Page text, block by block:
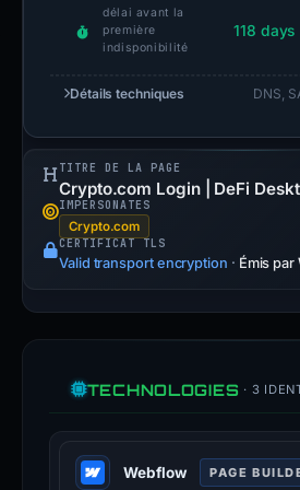
délai avant la
première
indisponibilité
118 days
Détails techniques DNS,
TITRE DE LA PAGE
Crypto.com Login | DeFi
IMPERSONATES
Crypto.com
CERTIFICAT TLS
Valid transport encryption · Émis par
TECHNOLOGIES · 3
Webflow PAGE